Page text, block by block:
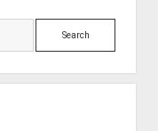
Search